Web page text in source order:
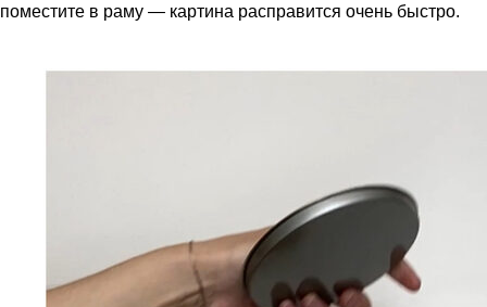
поместите в раму — картина расправится очень быстро.